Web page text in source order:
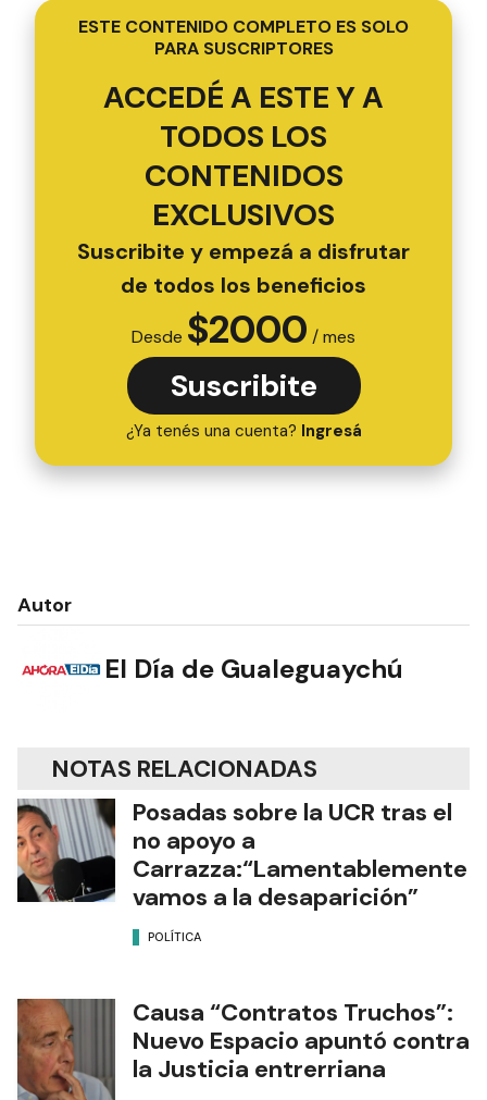
ESTE CONTENIDO COMPLETO ES SOLO
PARA SUSCRIPTORES
ACCEDÉ A ESTE Y A
TODOS LOS
CONTENIDOS
EXCLUSIVOS
Suscribite y empezá a disfrutar
de todos los beneficios
Desde $2000 / mes
Suscribite
¿Ya tenés una cuenta? Ingresá
Autor
El Día de Gualeguaychú
NOTAS RELACIONADAS
Posadas sobre la UCR tras el
no apoyo a
Carrazza:“Lamentablemente
vamos a la desaparición”
POLÍTICA
Causa “Contratos Truchos”:
Nuevo Espacio apuntó contra
la Justicia entrerriana